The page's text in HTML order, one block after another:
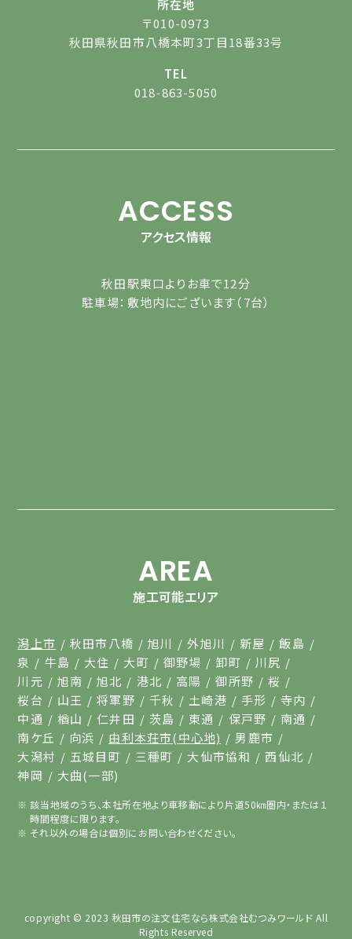
所在地
〒010-0973
秋田県秋田市八橋本町3丁目18番33号
TEL
018-863-5050
ACCESS
アクセス情報
秋田駅東口よりお車で12分
駐車場：敷地内にございます（7台）
AREA
施工可能エリア
潟上市 秋田市八橋 旭川 外旭川 新屋
飯島
泉
牛島 大住 大町 御野場 卸町
川尻
川元
旭南 旭北 港北 高陽 御所野
桜
桜台
山王 将軍野 千秋 土崎港 手形
寺内
中通
楢山 仁井田 茨島 東通 保戸野
南通
南ケ丘
向浜 由利本荘市(中心地)
男鹿市
大潟村
五城目町 三種町 大仙市協和
西仙北
神岡
大曲(一部)
該当地域のうち、本社所在地より車移動により片道50㎞圏内・または１
時間程度に限ります。
それ以外の場合は個別にお問い合わせください。
copyright © 2023 秋田市の注文住宅なら株式会社むつみワールド All
Rights Reserved